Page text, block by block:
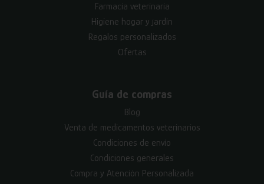
Farmacia veterinaria
Higiene hogar y jardín
Regalos personalizados
Ofertas
Guía de compras
Blog
Venta de medicamentos veterinarios
Condiciones de envío
Condiciones generales
Compra y Atención Personalizada